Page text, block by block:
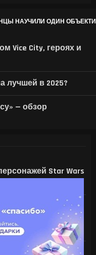
НАУЧИЛИ ОДИН
Vice City, героях и
лучшей в 2025?
— обзор
Star Wars
энтузиаст
V100 в игровой
Remake: